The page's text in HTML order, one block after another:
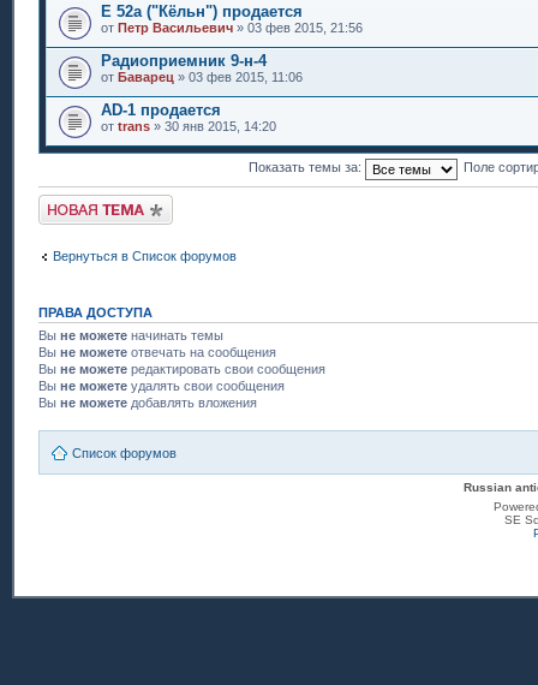
E 52a ("Кёльн") продается
от Петр Васильевич » 03 фев 2015, 21:56
Радиоприемник 9-н-4
от Баварец » 03 фев 2015, 11:06
AD-1 продается
от trans » 30 янв 2015, 14:20
Показать темы за: Поле
Новая тема
Вернуться в Список форумов
ПРАВА ДОСТУПА
Вы не можете начинать темы
Вы не можете отвечать на сообщения
Вы не можете редактировать свои сообщения
Вы не можете удалять свои сообщения
Вы не можете добавлять вложения
Список форумов
Russian
SE